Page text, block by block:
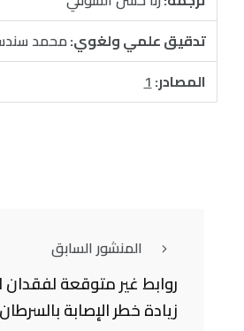
تدقيق علمي ولغوي:محمد
المصادر:1
المنشور السابق
روابط غير متوقعة لفقدان
زيادة خطر الإصابة بالسرطان